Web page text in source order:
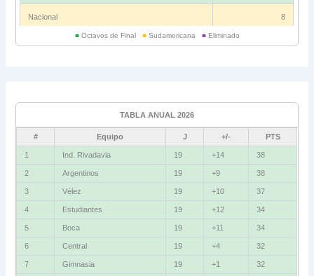
Nacional 8
Bolívar 5
La Guaira
Grupo D
U. Católica
Cruzeiro 11
■Octavos de Final ■Sudamericana ■Eliminado
TABLA ANUAL 2026
# Equipo J +/- PTS
1 Ind. Rivadavia 19 +14 38
2 Argentinos 19 +9 38
3 Vélez 19 +10 37
4 Estudiantes 19 +12 34
5 Boca 19 +11 34
6 Central 19 +4 32
7 Gimnasia 19 +1 32